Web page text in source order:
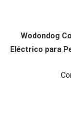
Wodondog
Eléctrico para